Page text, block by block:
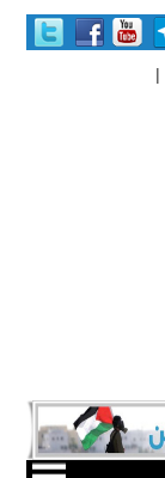
|